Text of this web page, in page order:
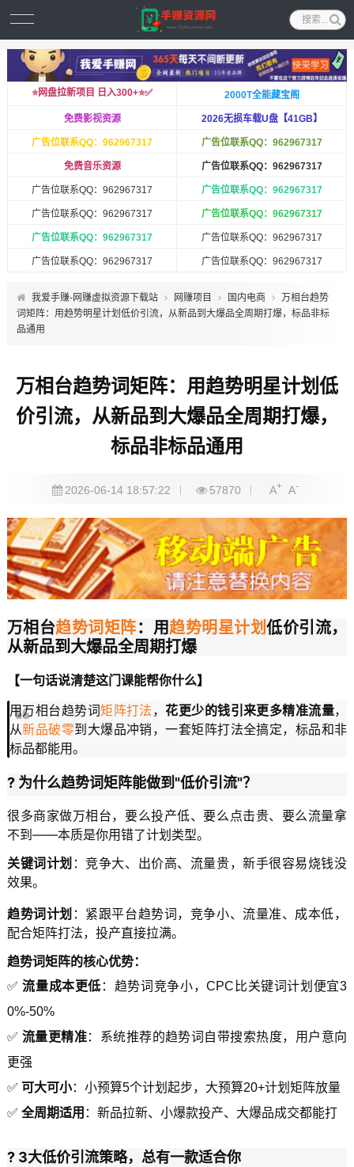
⭐️网盘拉新项目 日入300+⭐️✅ 2000T全能藏宝阁
免费影视资源 2026无损车载U盘【41GB】
广告位联系QQ：962967317 广告位联系QQ：962967317
免费音乐资源 广告位联系QQ：962967317
广告位联系QQ：962967317 广告位联系QQ：962967317
广告位联系QQ：962967317 广告位联系QQ：962967317
广告位联系QQ：962967317 广告位联系QQ：962967317
广告位联系QQ：962967317 广告位联系QQ：962967317
我爱手赚-网赚虚拟资源下载站 网赚项目 国内电商
万相台趋势
词矩阵：用趋势明星计划低价引流，从新品到大爆品全周期打爆，标品非标
品通用
万相台趋势词矩阵：用趋势明星计划低
价引流，从新品到大爆品全周期打爆，
标品非标品通用
2026-06-14 18:57:22 57870 A+ A-
万相台趋势词矩阵：用趋势明星计划低价引流，
从新品到大爆品全周期打爆
【一句话说清楚这门课能帮你什么】
用万相台趋势词矩阵打法 ，花更少的钱引来更多精准流量，
从新品破零到大爆品冲销，一套矩阵打法全搞定，标品和非
标品都能用。
? 为什么趋势词矩阵能做到"低价引流"？
很多商家做万相台，要么投产低、要么点击贵、要么流量拿
不到——本质是你用错了计划类型。
关键词计划 ：竞争大、出价高、流量贵，新手很容易烧钱没
效果。
趋势词计划 ：紧跟平台趋势词，竞争小、流量准、成本低，
配合矩阵打法，投产直接拉满。
趋势词矩阵的核心优势：
✅流量成本更低 ：趋势词竞争小，CPC比关键词计划便宜3
0%-50%
✅ 流量更精准：系统推荐的趋势词自带搜索热度，用户意向
更强
✅ 可大可小：小预算5个计划起步，大预算20+计划矩阵放量
✅ 全周期适用 ：新品拉新、小爆款投产、大爆品成交都能打
? 3大低价引流策略，总有一款适合你